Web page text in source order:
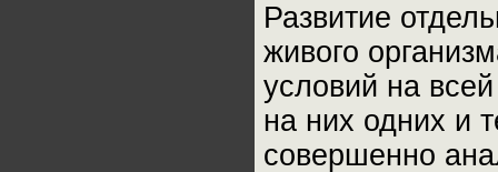
Развитие
живого
условий на
на них одних и
совершенно